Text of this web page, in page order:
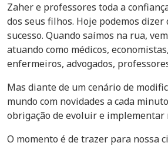
Zaher e professores toda a
dos seus filhos. Hoje podemos dizer
sucesso. Quando saímos na rua,
atuando como médicos,
enfermeiros, advogados,
Mas diante de um cenário de
mundo com novidades a cada
obrigação de evoluir e implementar
O momento é de trazer para nossa